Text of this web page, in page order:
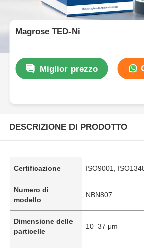
Magrose TED-Ni
Miglior prezzo
DESCRIZIONE DI PRODOTTO
Certificazione ISO9001,
Numero di
modello
NBN807
Dimensione delle
particelle
10–37 μm